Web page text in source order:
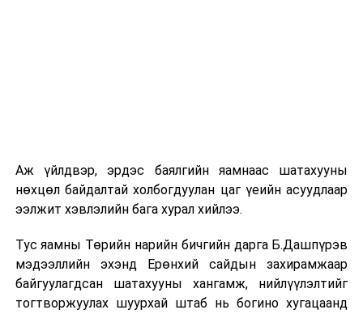
Аж үйлдвэр, эрдэс баялгийн яамнаас шатахууны
нөхцөл байдалтай холбогдуулан цаг үеийн асуудлаар
ээлжит хэвлэлийн бага хурал хийлээ.
Тус яамны Төрийн нарийн бичгийн дарга Б.Дашпүрэв
мэдээллийн эхэнд Ерөнхий сайдын захирамжаар
байгуулагдсан шатахууны хангамж, нийлүүлэлтийг
тогтворжуулах шуурхай штаб нь богино хугацаанд